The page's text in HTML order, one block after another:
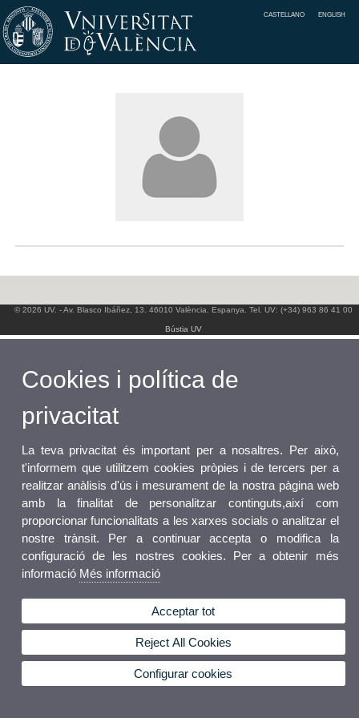
CASTELLANO ENGLISH
© 2026 UV. - Av. Blasco Ibáñez, 13. 46010 València. Espanya. Tel. UV: (+34) 963 86 41 00
Bústia UV
Cookies i política de
privacitat
La teva privacitat és important per a nosaltres. Per això,
t'informem que utilitzem cookies pròpies i de tercers per a
realitzar anàlisis d'ús i mesurament de la nostra pàgina web
amb la finalitat de personalitzar continguts,així com
proporcionar funcionalitats a les xarxes socials o analitzar el
nostre trànsit. Per a continuar accepta o modifica la
configuració de les nostres cookies. Per a obtenir més
informació Més informació
Acceptar tot
Reject All Cookies
Configurar cookies